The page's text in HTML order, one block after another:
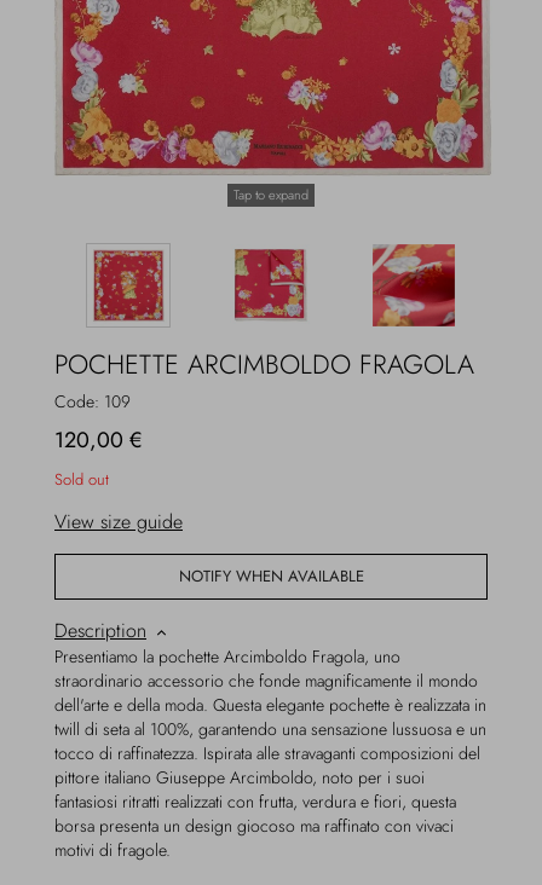
Overcoats
Hats and Gloves
Tap to expand
POCHETTE ARCIMBOLDO FRAGOLA
Code: 109
120,00 €
Sold out
View size guide
NOTIFY WHEN AVAILABLE
Description
Presentiamo la pochette Arcimboldo Fragola, uno
straordinario accessorio che fonde magnificamente il mondo
dell'arte e della moda. Questa elegante pochette è realizzata in
twill di seta al 100%, garantendo una sensazione lussuosa e un
tocco di raffinatezza. Ispirata alle stravaganti composizioni del
pittore italiano Giuseppe Arcimboldo, noto per i suoi
fantasiosi ritratti realizzati con frutta, verdura e fiori, questa
borsa presenta un design giocoso ma raffinato con vivaci
motivi di fragole.